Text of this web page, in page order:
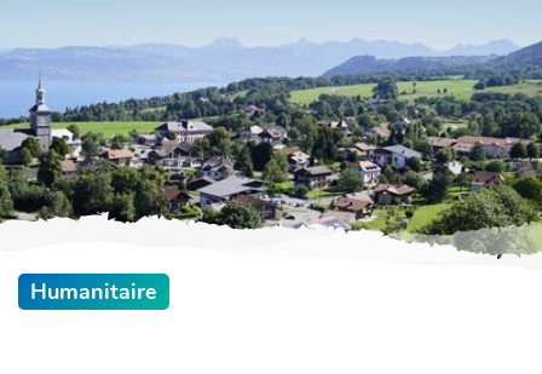
Humanitaire